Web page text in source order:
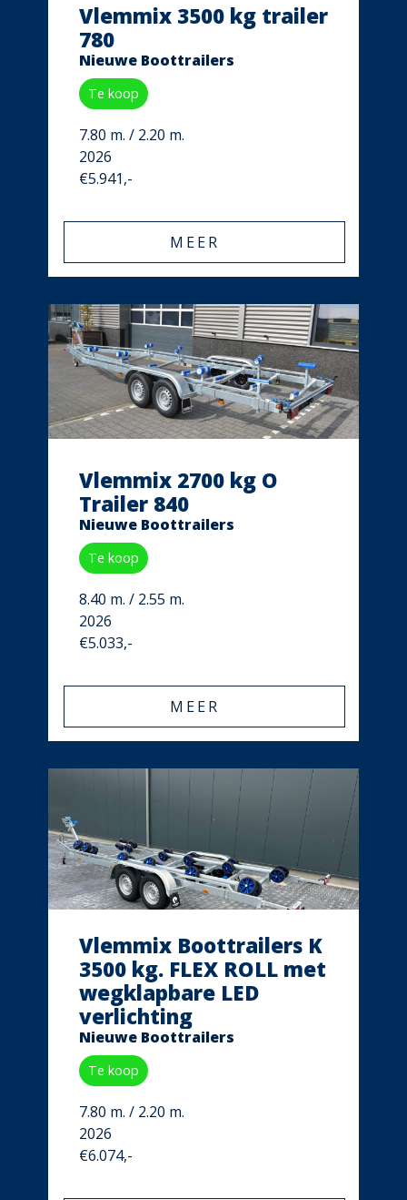
Vlemmix 3500 kg trailer
780
Nieuwe Boottrailers
Te koop
7.80 m. / 2.20 m.
2026
€5.941,-
MEER
Vlemmix 2700 kg O
Trailer 840
Nieuwe Boottrailers
Te koop
8.40 m. / 2.55 m.
2026
€5.033,-
MEER
Vlemmix Boottrailers K
3500 kg. FLEX ROLL met
wegklapbare LED
verlichting
Nieuwe Boottrailers
Te koop
7.80 m. / 2.20 m.
2026
€6.074,-